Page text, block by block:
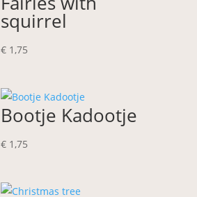
squirrel
€ 1,75
Bootje Kadootje
€ 1,75